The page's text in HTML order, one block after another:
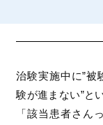
治験実施中に”被
験が進まない”と
「該当患者さん